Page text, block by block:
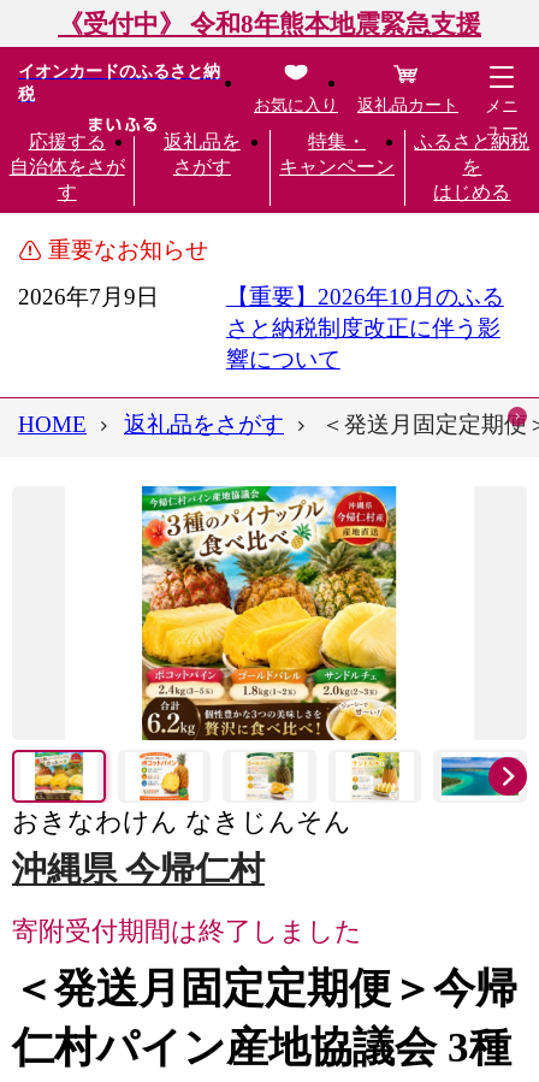
《受付中》 令和8年熊本地震緊急支援
イオンカードのふるさと納
税
応援する
自治体をさが
す
返礼品を
さがす
特集・
キャンペーン
ふるさと納税
を
はじめる
お気に入り 返礼品カート
メニ
ュー
重要なお知らせ
2026年7月9日
【重要】2026年10月のふる
さと納税制度改正に伴う影
響について
HOME 返礼品をさがす ＜発送月固定定期
おきなわけん なきじんそん
沖縄県 今帰仁村
寄附受付期間は終了しました
＜発送月固定定期便＞今帰
仁村パイン産地協議会 3種